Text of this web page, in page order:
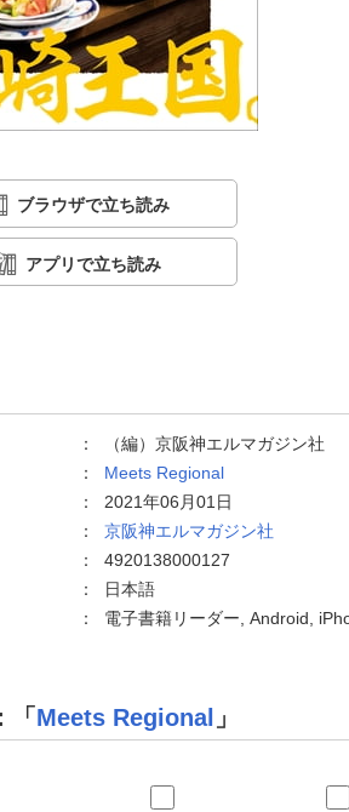
ブラウザで立ち読み
アプリで立ち読み
：
（編）京阪神エルマガジン社
： Meets Regional
： 2021年06月01日
： 京阪神エルマガジン社
： 4920138000127
：
日本語
： 電子書籍リーダー, Android,
「Meets Regional 」